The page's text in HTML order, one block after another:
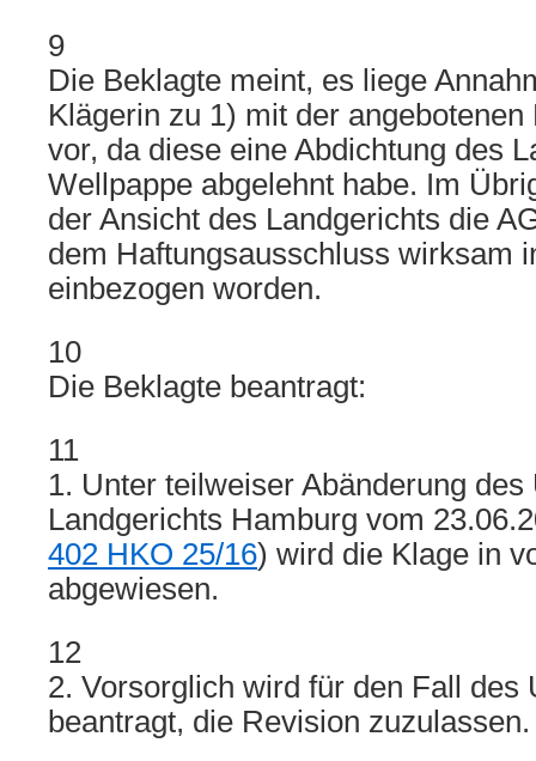
9
Die Beklagte meint, es liege
Klägerin zu 1) mit der
vor, da diese eine Abdichtung des
Wellpappe abgelehnt habe. Im
der Ansicht des Landgerichts die
dem Haftungsausschluss wirksam
einbezogen worden.
10
Die Beklagte beantragt:
11
1. Unter teilweiser Abänderung des
Landgerichts Hamburg vom
402 HKO 25/16) wird die Klage in
abgewiesen.
12
2. Vorsorglich wird für den Fall des
beantragt, die Revision zuzulassen.